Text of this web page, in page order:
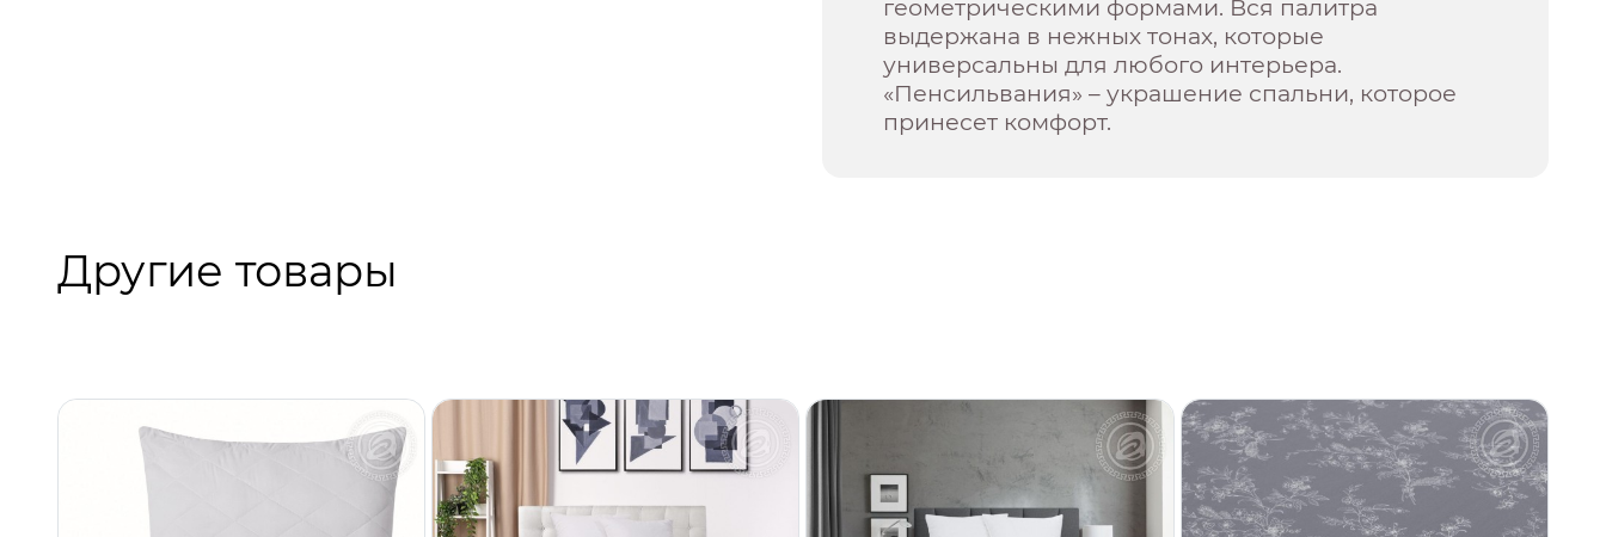
геометрическими формами. Вся палитра
выдержана в нежных тонах, которые
универсальны для любого интерьера.
«Пенсильвания» – украшение спальни, которое
принесет комфорт.
Другие товары